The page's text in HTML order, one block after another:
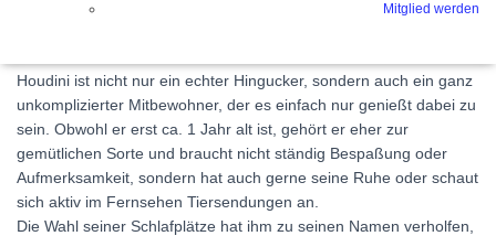
Mitglied werden
Houdini ist nicht nur ein echter Hingucker, sondern auch ein ganz
unkomplizierter Mitbewohner, der es einfach nur genießt dabei zu
sein. Obwohl er erst ca. 1 Jahr alt ist, gehört er eher zur
gemütlichen Sorte und braucht nicht ständig Bespaßung oder
Aufmerksamkeit, sondern hat auch gerne seine Ruhe oder schaut
sich aktiv im Fernsehen Tiersendungen an.
Die Wahl seiner Schlafplätze hat ihm zu seinen Namen verholfen,